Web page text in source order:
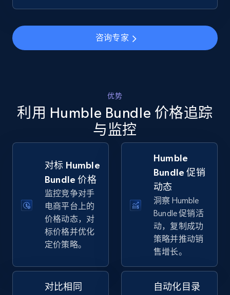
using specific category URL
URL, Final price, Sku, Currency, Gtin,
Specifications, Image urls, Top reviews, and
5.6K+ 877+ 立即开始
Walmart - products - Collects products by
specific keywords
URL, Final price, Sku, Currency, Gtin,
Specifications, Image urls, Top reviews, and
5.6K+ 立即开始
咨询专家
优势
利用 Humble Bundle 价格追踪
与监控
对标 Humble
Bundle 价格
监控竞争对手
电商平台上的
价格动态，对
标价格并优化
定价策略。
Humble
Bundle 促销
动态
洞察 Humble
Bundle 促销活
动，复制成功
策略并推动销
售增长。
对比相同
自动化目录